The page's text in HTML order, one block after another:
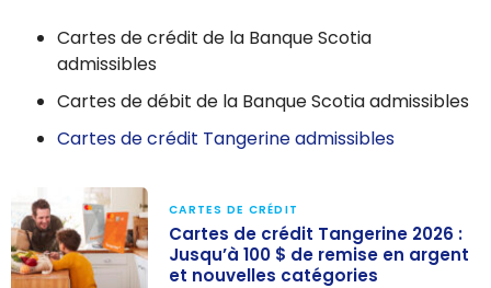
Cartes de crédit de la Banque Scotia
admissibles
Cartes de débit de la Banque Scotia admissibles
Cartes de crédit Tangerine admissibles
CARTES DE CRÉDIT
Cartes de crédit Tangerine 2026 :
Jusqu’à 100 $ de remise en argent
et nouvelles catégories